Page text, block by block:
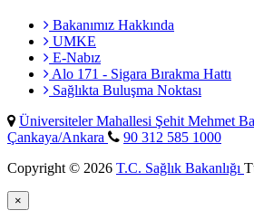
Bakanımız Hakkında
UMKE
E-Nabız
Alo 171 - Sigara Bırakma Hattı
Sağlıkta Buluşma Noktası
Üniversiteler Mahallesi Şehit Mehmet
Çankaya/Ankara
90 312 585 1000
Copyright © 2026 T.C. Sağlık Bakanlığı
×